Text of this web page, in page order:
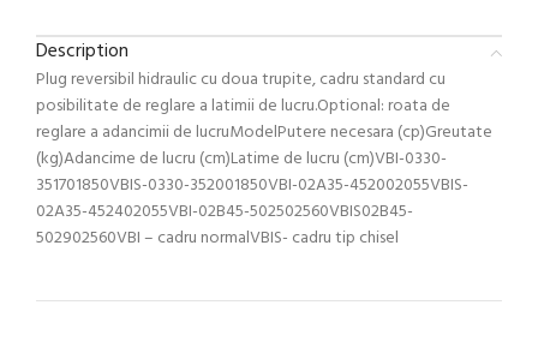
Description
Plug reversibil hidraulic cu doua trupite, cadru standard cu
posibilitate de reglare a latimii de lucru.Optional: roata de
reglare a adancimii de lucruModelPutere necesara (cp)Greutate
(kg)Adancime de lucru (cm)Latime de lucru (cm)VBI-0330-
351701850VBIS-0330-352001850VBI-02A35-452002055VBIS-
02A35-452402055VBI-02B45-502502560VBIS02B45-
502902560VBI – cadru normalVBIS- cadru tip chisel